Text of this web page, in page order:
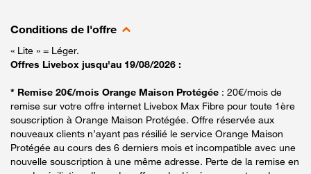
Conditions de l'offre
« Lite » = Léger.
Offres Livebox jusqu'au 19/08/2026 :
* Remise 20€/mois Orange Maison Protégée : 20€/mois de
remise sur votre offre internet Livebox Max Fibre pour toute 1ère
souscription à Orange Maison Protégée. Offre réservée aux
nouveaux clients n’ayant pas résilié le service Orange Maison
Protégée au cours des 6 derniers mois et incompatible avec une
nouvelle souscription à une même adresse. Perte de la remise en